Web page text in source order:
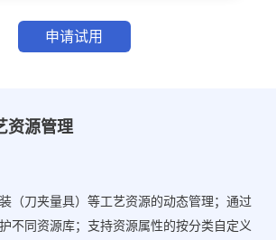
申请试用
资源管理
（刀夹量具）等工艺资源的动态管理；通过
不同资源库；支持资源属性的按分类自定义